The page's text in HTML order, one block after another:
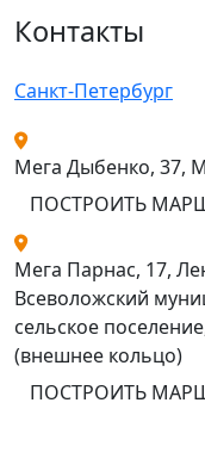
Контакты
Санкт-Петербург
Мега Дыбенко, 37,
ПОСТРОИТЬ
Мега Парнас, 17,
Всеволожский
сельское
(внешнее кольцо)
ПОСТРОИТЬ